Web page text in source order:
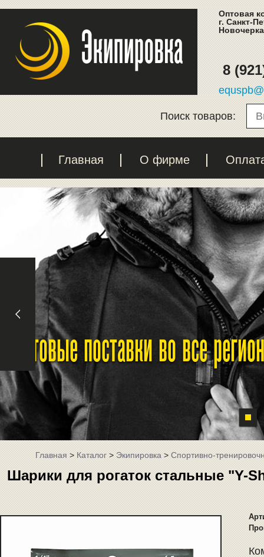
Оптовая
г. Санкт-
8
Поиск товаров:
Главная О фирме
Оптовые поставки во все
Главная>Каталог>Экипировка>Спортивно-
Шарики для рогаток стальные "Y-